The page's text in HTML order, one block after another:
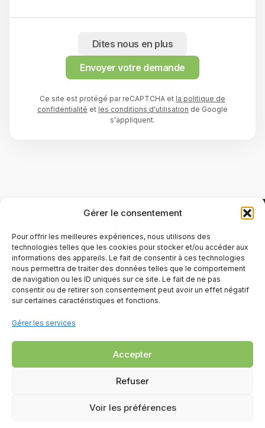
Gérer le consentement
Pour offrir les meilleures expériences, nous utilisons des
technologies telles que les cookies pour stocker et/ou accéder aux
informations des appareils. Le fait de consentir à ces technologies
nous permettra de traiter des données telles que le comportement
de navigation ou les ID uniques sur ce site. Le fait de ne pas
consentir ou de retirer son consentement peut avoir un effet négatif
sur certaines caractéristiques et fonctions.
Gérer les services
Accepter
Refuser
Voir les préférences
Dites nous en plus
Envoyer votre demande
Ce site est protégé par reCAPTCHA et la politique de
confidentialité et les conditions d'utilisation de Google
s'appliquent.